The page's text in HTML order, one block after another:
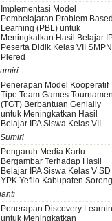
Implementasi Model
Pembelajaran Problem
Learning (PBL) untuk
Meningkatkan Hasil Belajar
Peserta Didik Kelas VII
Plered
Penerapan Model Kooperatif
Tipe Team Games
(TGT) Berbantuan Genially
untuk Meningkatkan Hasil
Belajar IPA Siswa Kelas VII
Pengaruh Media Kartu
Bergambar Terhadap Hasil
Belajar IPA Siswa Kelas V SD
YPK Yeflio Kabupaten Sorong
Penerapan Discovery
untuk Meningkatkan